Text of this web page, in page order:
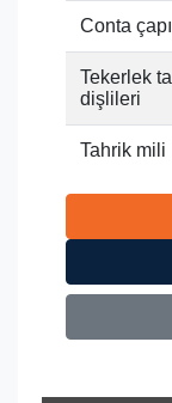
Conta
Tekerlek
dişlileri
Tahrik mili